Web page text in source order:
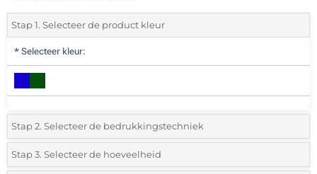
Stap 1. Selecteer de product kleur
* Selecteer kleur:
Stap 2. Selecteer de bedrukkingstechniek
*Selecteer de bedrukking en kleuren van het logo:
Stap 3. Selecteer de hoeveelheid